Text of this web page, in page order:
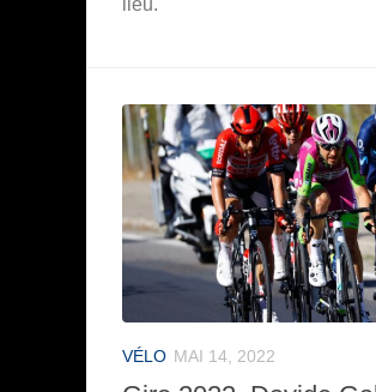
lieu.
VÉLO MAI 14, 2022